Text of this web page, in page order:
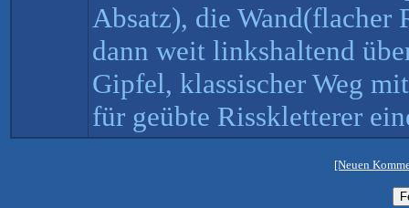
Absatz), die Wand(flacher
dann weit linkshaltend
Gipfel, klassischer Weg
für geübte Risskletterer
[Neuen